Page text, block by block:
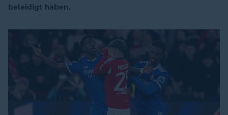
beleidigt haben.